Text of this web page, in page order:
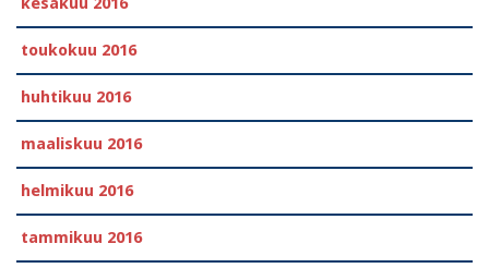
toukokuu 2016
huhtikuu 2016
maaliskuu 2016
helmikuu 2016
tammikuu 2016